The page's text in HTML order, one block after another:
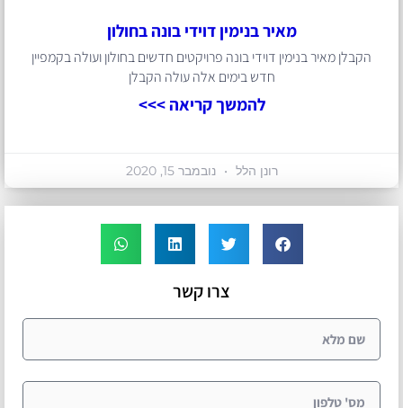
מאיר בנימין דוידי בונה בחולון
הקבלן מאיר בנימין דוידי בונה פרויקטים חדשים בחולון ועולה בקמפיין
חדש בימים אלה עולה הקבלן
להמשך קריאה >>>
רונן הלל נובמבר 15, 2020
צרו קשר